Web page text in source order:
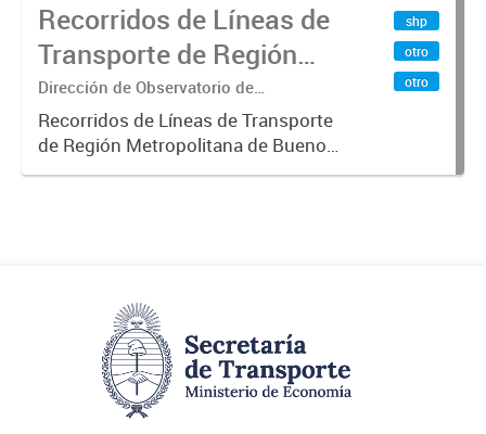
Recorridos de Líneas de
Transporte de Región
Metropolitana de
Buenos Aires (RMBA)
Dirección de Observatorio de
Transporte, Estudio y Sistemas
Recorridos de Líneas de Transporte
de Región Metropolitana de Buenos
Aires (RMBA).-
shp
otro
otro